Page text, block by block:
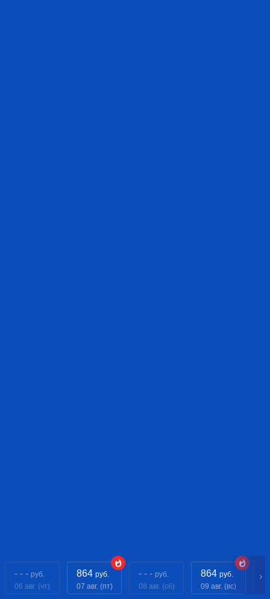
- - - руб.
06 авг. (чт)
864 руб.
07 авг. (пт)
- - - руб.
08 авг. (сб)
864 руб.
09 авг. (вс)